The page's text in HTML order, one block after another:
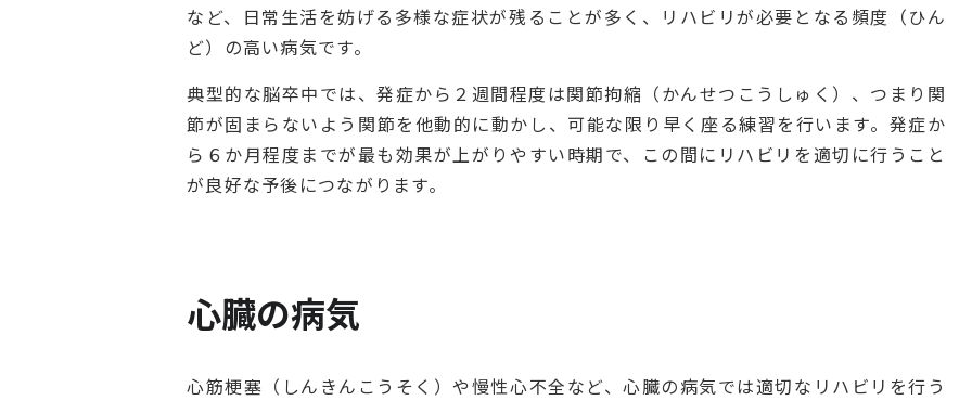
など、日常生活を妨げる多様な症状が残ることが多く、リハビリが必要となる頻度（ひん
ど）の高い病気です。
典型的な脳卒中では、発症から２週間程度は関節拘縮（かんせつこうしゅく）、つまり関
節が固まらないよう関節を他動的に動かし、可能な限り早く座る練習を行います。発症か
ら６か月程度までが最も効果が上がりやすい時期で、この間にリハビリを適切に行うこと
が良好な予後につながります。
心臓の病気
心筋梗塞（しんきんこうそく）や慢性心不全など、心臓の病気では適切なリハビリを行う